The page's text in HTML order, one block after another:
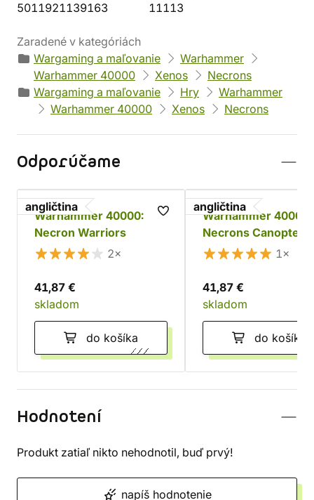
5011921139163
11113
Zaradené v kategóriách
Wargaming a maľovanie
Warhammer
Warhammer 40000
Xenos
Necrons
Wargaming a maľovanie
Hry
Warhammer
Warhammer 40000
Xenos Necrons
Odporúčame
angličtina
Warhammer 40000:
Necron Warriors
2×
41,87 €
skladom
do košíka
angličtina
Warhammer 40000:
Necrons Canoptek
Doomstalker 1×
41,87 €
skladom
do košíka
Hodnotení
Produkt zatiaľ nikto nehodnotil, buď prvý!
napíš hodnotenie